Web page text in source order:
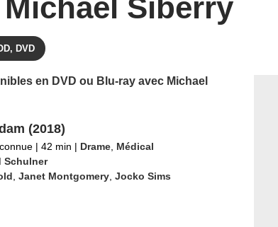
Michael Siberry
DVD
en DVD ou Blu-ray avec Michael
(2018)
| 42 min | Drame, Médical
Schulner
Janet Montgomery, Jocko Sims